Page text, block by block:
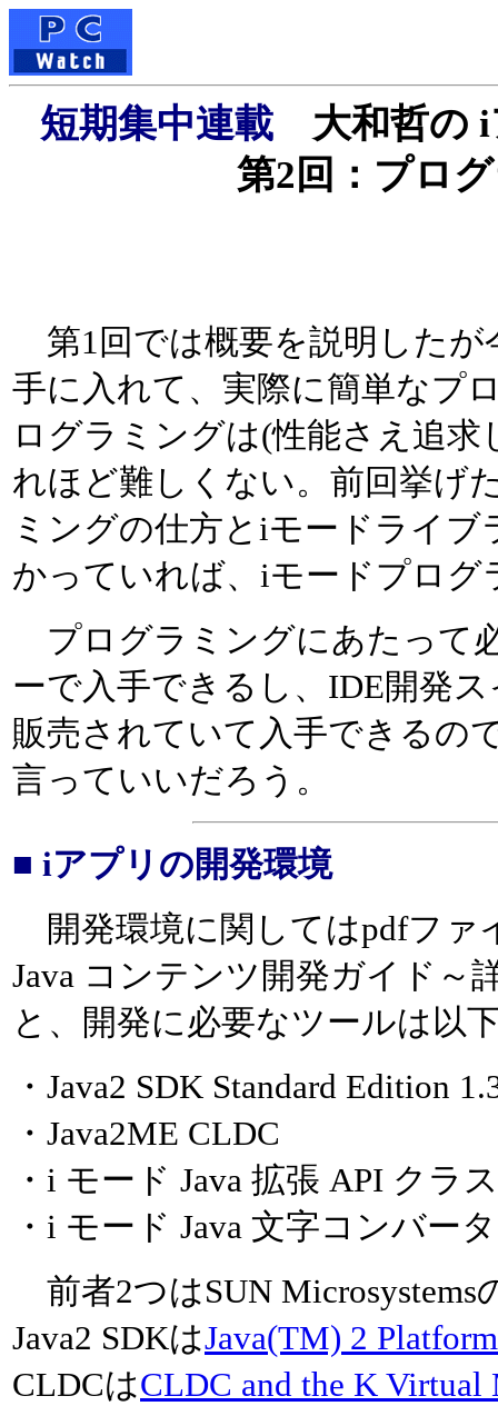
短期集中連載大和哲の i
第2回：プロ
第1回では概要を説明したが
手に入れて、実際に簡単なプ
ログラミングは(性能さえ追
れほど難しくない。前回挙げ
ミングの仕方とiモードライ
かっていれば、iモードプログ
プログラミングにあたって
ーで入手できるし、IDE開発
販売されていて入手できるの
言っていいだろう。
■ iアプリの開発環境
開発環境に関してはpdfファ
Java コンテンツ開発ガイド～
と、開発に必要なツールは以
・Java2 SDK Standard Edition
・Java2ME CLDC
・i モード Java 拡張 API クラ
・i モード Java 文字コンバータ
前者2つはSUN
Java2 SDKはJava(TM) 2
CLDCはCLDC and the K